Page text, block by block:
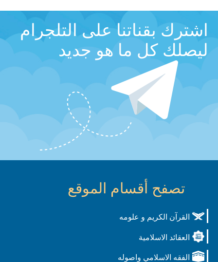
اشترك بقناتنا على التلجرام
ليصلك كل ما هو جديد
تصفح أقسام الموقع
القرآن الكريم و علومه
العقائد الاسلامية
الفقه الاسلامي واصوله